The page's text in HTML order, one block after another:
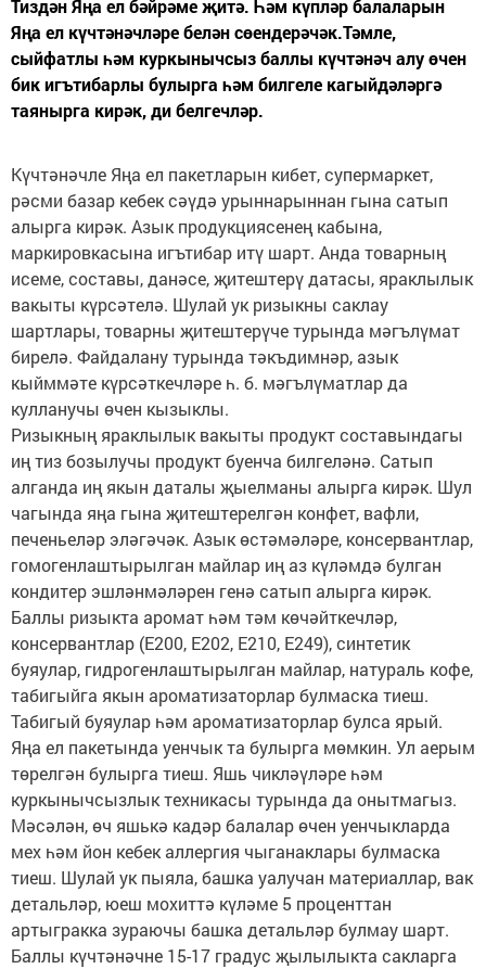
Тиздән Яңа ел бәйрәме җитә. Һәм күпләр балаларын
Яңа ел күчтәнәчләре белән сөендерәчәк.Тәмле,
сыйфатлы һәм куркынычсыз баллы күчтәнәч алу өчен
бик игътибарлы булырга һәм билгеле кагыйдәләргә
таянырга кирәк, ди белгечләр.
Күчтәнәчле Яңа ел пакетларын кибет, супермаркет,
рәсми базар кебек сәүдә урыннарыннан гына сатып
алырга кирәк. Азык продукциясенең кабына,
маркировкасына игътибар итү шарт. Анда товарның
исеме, составы, данәсе, җитештерү датасы, яраклылык
вакыты күрсәтелә. Шулай ук ризыкны саклау
шартлары, товарны җитештерүче турында мәгълүмат
бирелә. Файдалану турында тәкъдимнәр, азык
кыйммәте күрсәткечләре һ. б. мәгълүматлар да
кулланучы өчен кызыклы.
Ризыкның яраклылык вакыты продукт составындагы
иң тиз бозылучы продукт буенча билгеләнә. Сатып
алганда иң якын даталы җыелманы алырга кирәк. Шул
чагында яңа гына җитештерелгән конфет, вафли,
печеньеләр эләгәчәк. Азык өстәмәләре, консервантлар,
гомогенлаштырылган майлар иң аз күләмдә булган
кондитер эшләнмәләрен генә сатып алырга кирәк.
Баллы ризыкта аромат һәм тәм көчәйткечләр,
консервантлар (Е200, Е202, Е210, Е249), синтетик
буяулар, гидрогенлаштырылган майлар, натураль кофе,
табигыйга якын ароматизаторлар булмаска тиеш.
Табигый буяулар һәм ароматизаторлар булса ярый.
Яңа ел пакетында уенчык та булырга мөмкин. Ул аерым
төрелгән булырга тиеш. Яшь чикләүләре һәм
куркынычсызлык техникасы турында да онытмагыз.
Мәсәлән, өч яшькә кадәр балалар өчен уенчыкларда
мех һәм йон кебек аллергия чыганаклары булмаска
тиеш. Шулай ук пыяла, башка уалучан материаллар, вак
детальләр, юеш мохиттә күләме 5 проценттан
артыгракка зураючы башка детальләр булмау шарт.
Баллы күчтәнәчне 15-17 градус җылылыкта сакларга